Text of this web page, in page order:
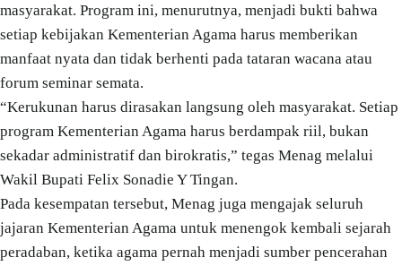
masyarakat. Program ini, menurutnya, menjadi bukti bahwa
setiap kebijakan Kementerian Agama harus memberikan
manfaat nyata dan tidak berhenti pada tataran wacana atau
forum seminar semata.
“Kerukunan harus dirasakan langsung oleh masyarakat. Setiap
program Kementerian Agama harus berdampak riil, bukan
sekadar administratif dan birokratis,” tegas Menag melalui
Wakil Bupati Felix Sonadie Y Tingan.
Pada kesempatan tersebut, Menag juga mengajak seluruh
jajaran Kementerian Agama untuk menengok kembali sejarah
peradaban, ketika agama pernah menjadi sumber pencerahan